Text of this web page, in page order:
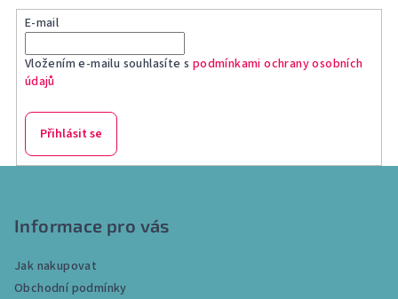
E-mail
Vložením e-mailu souhlasíte s podmínkami ochrany osobních
údajů
Přihlásit se
Informace pro vás
Jak nakupovat
Obchodní podmínky